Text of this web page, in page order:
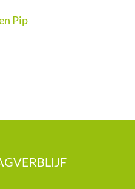
Pip